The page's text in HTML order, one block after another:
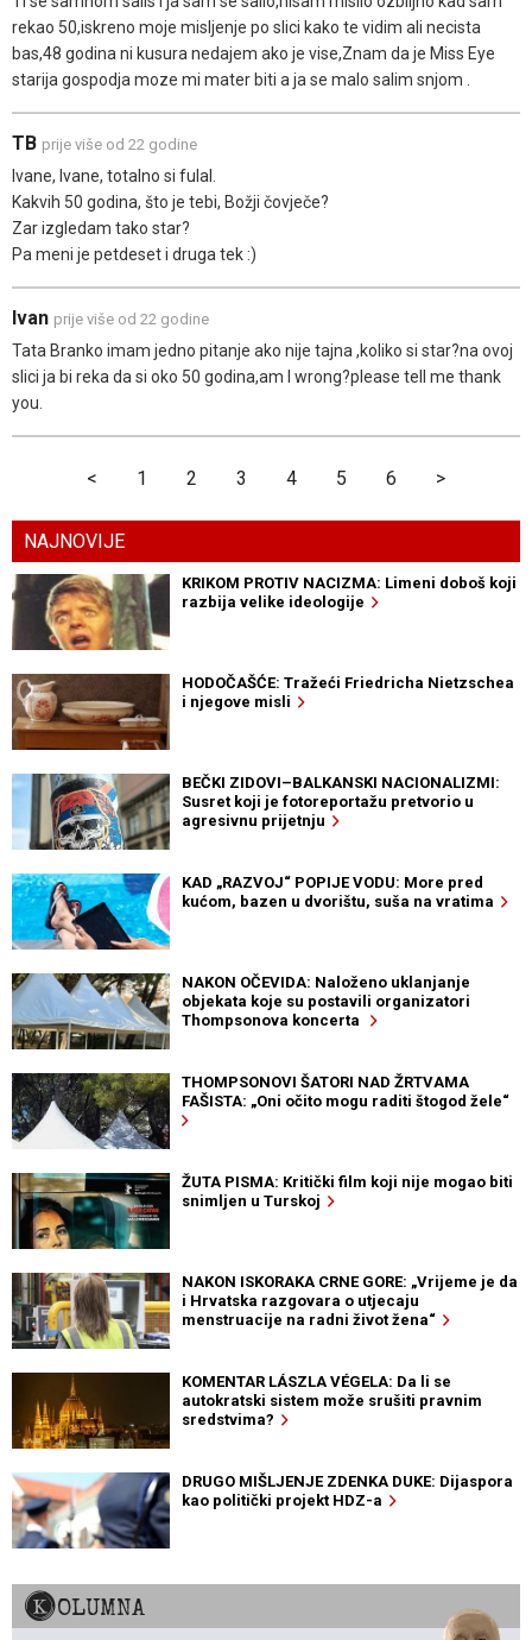
rekao 50,iskreno moje misljenje po slici kako te vidim ali necista
bas,48 godina ni kusura nedajem ako je vise,Znam da je Miss Eye
starija gospodja moze mi mater biti a ja se malo salim snjom .
TB prije više od 22 godine
Ivane, Ivane, totalno si fulal.
Kakvih 50 godina, što je tebi, Božji čovječe?
Zar izgledam tako star?
Pa meni je petdeset i druga tek :)
Ivan prije više od 22 godine
Tata Branko imam jedno pitanje ako nije tajna ,koliko si star?na ovoj
slici ja bi reka da si oko 50 godina,am I wrong?please tell me thank
you.
< 1 2 3 4 5 6 >
NAJNOVIJE
KRIKOM PROTIV NACIZMA: Limeni doboš koji
razbija velike ideologije
HODOČAŠĆE: Tražeći Friedricha Nietzschea
i njegove misli
BEČKI ZIDOVI–BALKANSKI NACIONALIZMI:
Susret koji je fotoreportažu pretvorio u
agresivnu prijetnju
KAD „RAZVOJ“ POPIJE VODU: More pred
kućom, bazen u dvorištu, suša na vratima
NAKON OČEVIDA: Naloženo uklanjanje
objekata koje su postavili organizatori
Thompsonova koncerta
THOMPSONOVI ŠATORI NAD ŽRTVAMA
FAŠISTA: „Oni očito mogu raditi štogod žele“
ŽUTA PISMA: Kritički film koji nije mogao biti
snimljen u Turskoj
NAKON ISKORAKA CRNE GORE: „Vrijeme je da
i Hrvatska razgovara o utjecaju
menstruacije na radni život žena“
KOMENTAR LÁSZLA VÉGELA: Da li se
autokratski sistem može srušiti pravnim
sredstvima?
DRUGO MIŠLJENJE ZDENKA DUKE: Dijaspora
kao politički projekt HDZ-a
KOLUMNA